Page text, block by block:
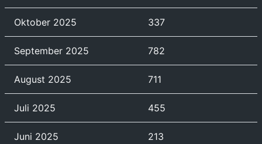
Oktober 2025 337
September 2025 782
August 2025 711
Juli 2025 455
Juni 2025 213